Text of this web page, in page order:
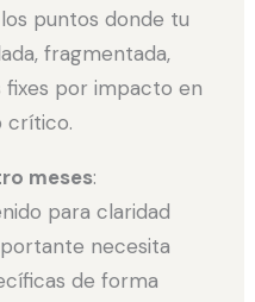
puntos donde tu
fragmentada,
fixes por impacto en
crítico.
meses:
para claridad
necesita
de forma